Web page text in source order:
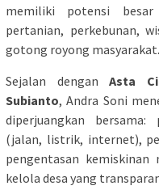
memiliki potensi
pertanian, perkebunan,
gotong royong masyarakat.
Sejalan dengan Asta
Subianto, Andra Soni
diperjuangkan
(jalan, listrik, internet),
pengentasan
kelola desa yang